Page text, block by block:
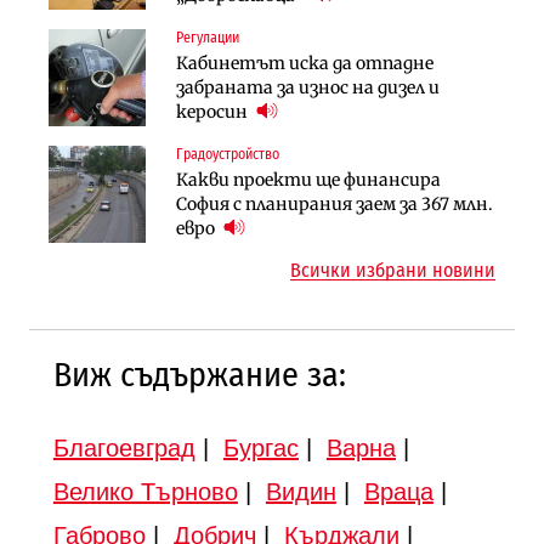
Регулации
Кабинетът иска да отпадне
забраната за износ на дизел и
керосин
Градоустройство
Какви проекти ще финансира
София с планирания заем за 367 млн.
евро
Инфраструктура
АПИ възложи промяната на
парцеларния план за
Търново
Градоустройство
Шест кандидата с интерес към
Финанси
Ипотечното кредитиране в
България продължава да се охлажда
(Графика)
Инфраструктура
Вторият мост над Варненското
езеро става част от бъдещата
магистрала „Черно море“
Всички избрани новини
Виж съдържание за:
Благоевград Бургас| Варна|
Велико Търново| Видин Враца|
Габрово| Добрич Кърджали